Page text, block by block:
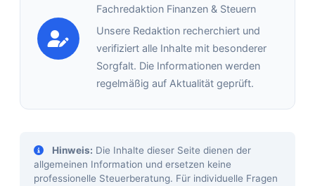
Fachredaktion Finanzen & Steuern
Unsere Redaktion recherchiert und
verifiziert alle Inhalte mit besonderer
Sorgfalt. Die Informationen werden
regelmäßig auf Aktualität geprüft.
Hinweis: Die Inhalte dieser Seite dienen der
allgemeinen Information und ersetzen keine
professionelle Steuerberatung. Für individuelle Fragen